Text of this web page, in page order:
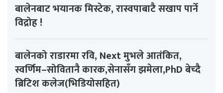
बालेनबाट भयानक मिस्टेक, रास्वपाबाटै सखाप पार्ने
विद्रोह !
बालेनको राडारमा रवि, Next मुभले आतंकित,
स्वर्णिम–सोवितानै कारक,सेनासँग झमेला,PhD बेच्दै
ब्रिटिश कलेज(भिडियोसहित)